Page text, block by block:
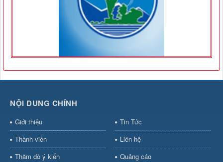
NỘI DUNG CHÍNH
Giới thiệu
Tin Tức
Thành viên
Liên hệ
Thăm dò ý kiến
Quảng cáo